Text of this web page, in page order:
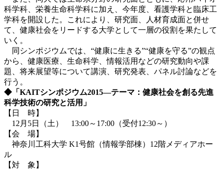
科学科、栄養生命科学科に加え、今年度、看護学科と臨床工
学科を開設した。これにより、研究面、人材育成面と併せ
て、健康社会をリードする大学として一層の役割を果たして
いく。
同シンポジウムでは、“健康に生きる”“健康を守る”の観点
から、健康医療、生命科学、情報活用などの研究動向や課
題、将来展望等について講演、研究発表、パネル討論などを
行う。
◆「KAITシンポジウム2015―テーマ：健康社会を創る先進
科学技術の研究と活用」
【日 時】
12月5日（土） 13:00～17:00（受付12:30～）
【会 場】
神奈川工科大学 K1号館（情報学部棟）12階メディアホー
ル
【対 象】